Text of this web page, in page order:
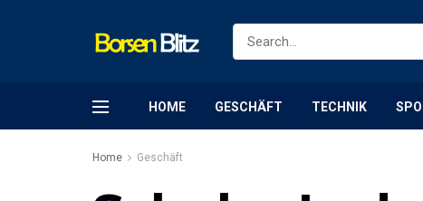
HOME GESCHÄFT TECHNIK
Home Geschäft